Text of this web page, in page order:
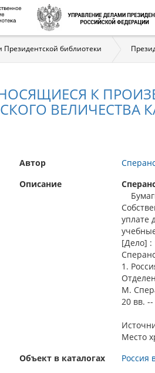
Президентской библиотеки
К
ВЕЛИЧЕСТВА
Автор
Описание
уплате
[Дело] :
1.
М.
20 вв.
Место
Объект в каталогах
Россия